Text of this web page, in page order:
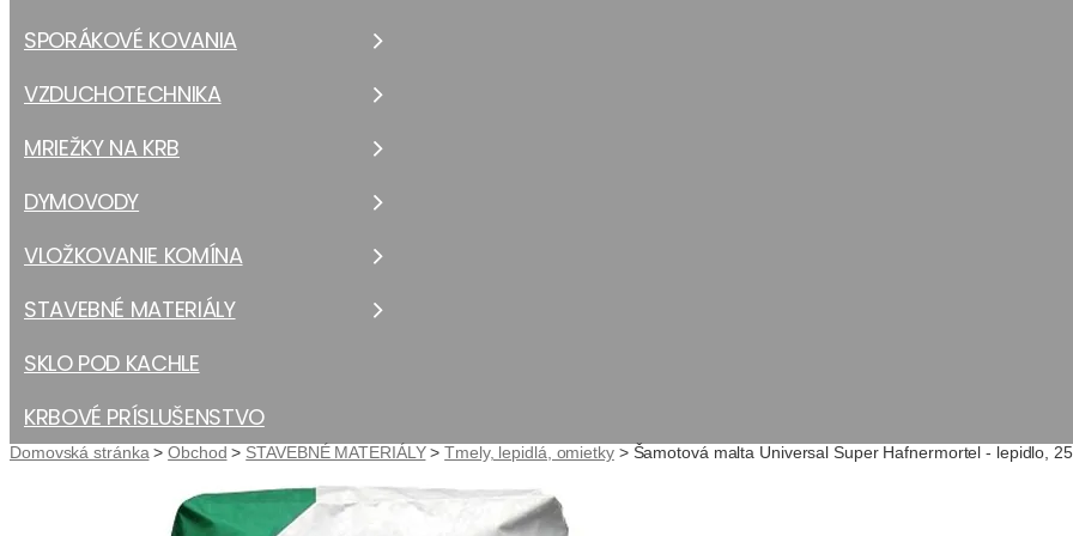
SPORÁKOVÉ KOVANIA
VZDUCHOTECHNIKA
MRIEŽKY NA KRB
DYMOVODY
VLOŽKOVANIE KOMÍNA
STAVEBNÉ MATERIÁLY
SKLO POD KACHLE
KRBOVÉ PRÍSLUŠENSTVO
Domovská stránka>Obchod > STAVEBNÉ MATERIÁLY>Tmely, lepidlá, omietky> Šamotová malta Universal Super Hafnermortel - lepidlo,